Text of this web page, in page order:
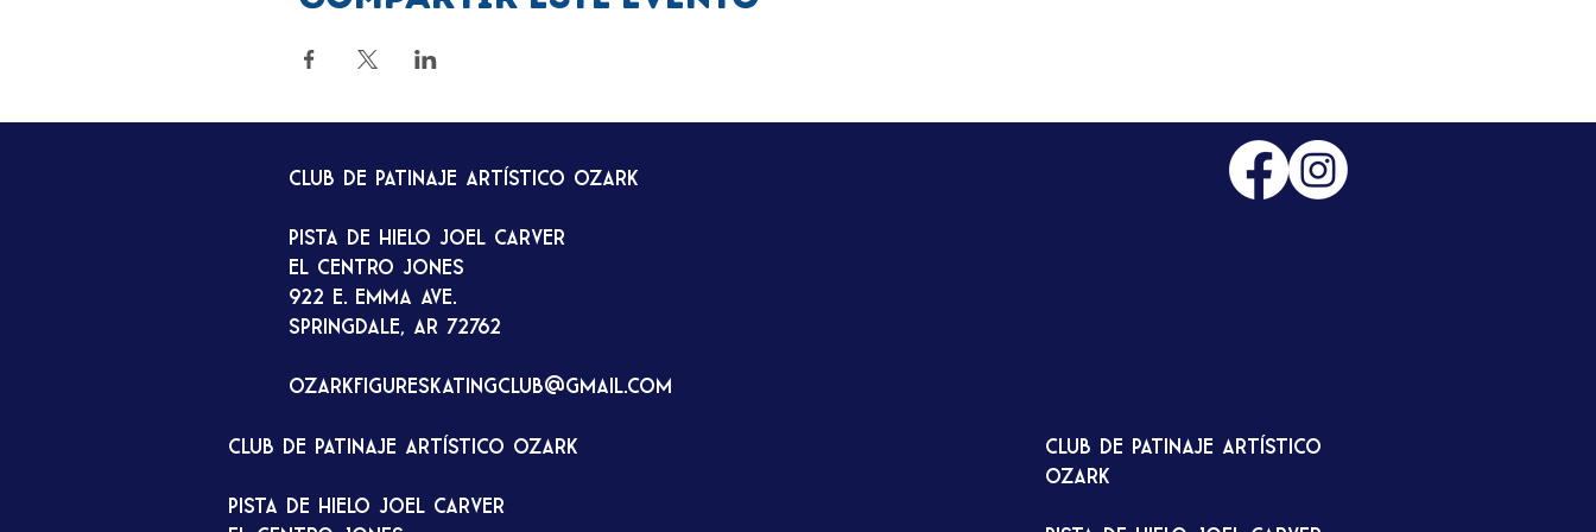
Club de patinaje artístico Ozark
Pista de hielo Joel Carver
El Centro Jones
922 E. Emma Ave.
Springdale, AR 72762
ozarkfigureskatingclub@gmail.com
Club de patinaje artístico Ozark
Pista de hielo Joel Carver
Club de patinaje artístico
Ozark